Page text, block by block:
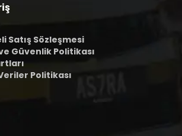
Satış Sözleşmesi
Güvenlik Politikası
Politikası